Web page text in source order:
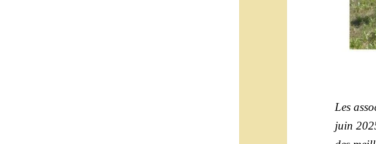
Les
juin